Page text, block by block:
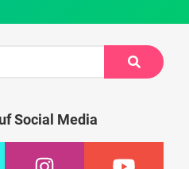
Suche
Social Media